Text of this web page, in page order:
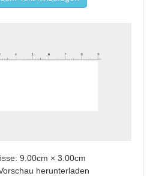
9.00cm × 3.00cm
herunterladen